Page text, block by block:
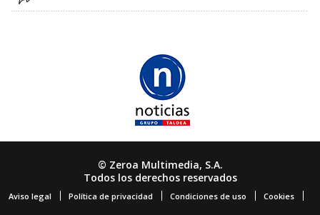
© Zeroa Multimedia, S.A.
Todos los derechos reservados
Aviso legal Política de privacidad Condiciones de uso Cookies